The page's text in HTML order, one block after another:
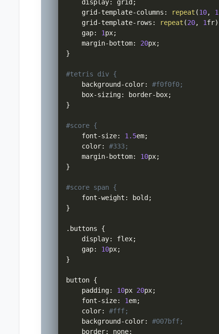
    display
: grid ;
    grid
-template-columns : repeat (10, 1
    grid
-template- rows : repeat (20, 1fr)
    gap
: 1px;
    margin
- bottom: 20px;
}
#tetris div {
    background
-color:
#f0f0f0;
    box
-sizing: border- box;
}
#score {
    font
-size: 1.5em;
    color
:
#333;
    margin
- bottom: 10px;
}
#score span {
    font
-weight : bold ;
}
. buttons {
    display
: flex;
    gap
: 10px;
}
button {
    padding
: 10px 20px;
    font
-size: 1em;
    color
:
#fff;
    background
-color:
#007bff;
    border
: none;